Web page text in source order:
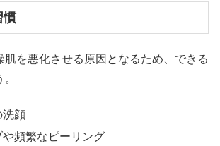
慣
肌を悪化させる原因となるため、できる
洗顔
頻繁なピーリング